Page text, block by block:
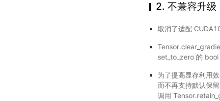
2. 不兼容升级
取消了适配
set_to_zero 的
为了提高显存利用
而不再支持默认保
调用